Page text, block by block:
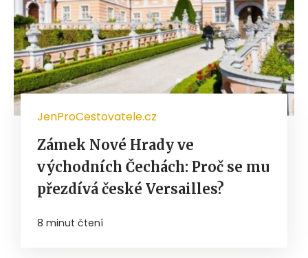
JenProCestovatele.cz
Zámek Nové Hrady ve
východních Čechách: Proč se mu
přezdívá české Versailles?
8 minut čtení